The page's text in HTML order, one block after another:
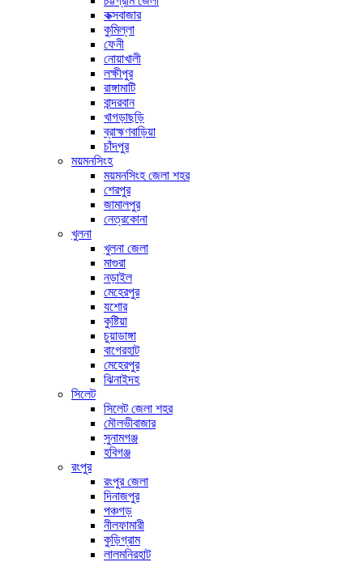
কক্সবাজার
কুমিল্লা
ফেনী
নোয়াখালী
লক্ষীপুর
রাঙ্গামাটি
বান্দরবান
খাগড়াছড়ি
ব্রাহ্মণবাড়িয়া
চাঁদপুর
ময়মনসিংহ
ময়মনসিংহ জেলা শহর
শেরপুর
জামালপুর
নেত্রকোনা
খুলনা
খুলনা জেলা
মাগুরা
নড়াইল
মেহেরপুর
যশোর
কুষ্টিয়া
চুয়াডাঙ্গা
বাগেরহাট
মেহেরপুর
ঝিনাইদহ
সিলেট
সিলেট জেলা শহর
মৌলভীবাজার
সুনামগঞ্জ
হবিগঞ্জ
রংপুর
রংপুর জেলা
দিনাজপুর
পঞ্চগড়
নীলফামারী
কুড়িগ্রাম
লালমনিরহাট